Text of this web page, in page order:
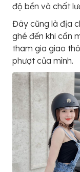
độ bền và chất
Đây cũng là địa
ghé đến khi cần
tham gia giao
phượt của mình.